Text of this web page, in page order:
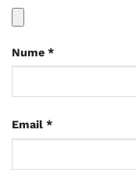
Nume *
Email *